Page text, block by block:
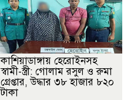
কাশিয়াডাঙ্গায় হেরোইনসহ
স্বামী-স্ত্রী: গোলাম রসুল ও রুমা
গ্রেপ্তার, উদ্ধার ৩৮ হাজার ৮২০
টাকা